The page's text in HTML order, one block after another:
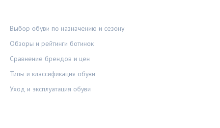
Выбор обуви по назначению и сезону
Обзоры и рейтинги ботинок
Сравнение брендов и цен
Типы и классификация обуви
Уход и эксплуатация обуви